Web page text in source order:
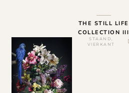
THE STILL LIFE
COLLECTION III
STAAND,
VIERKANT